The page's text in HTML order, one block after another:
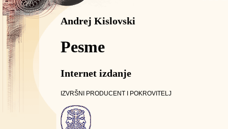
Andrej Kislovski
Pesme
Internet izdanje
IZVRŠNI PRODUCENT I POKROVITELJ